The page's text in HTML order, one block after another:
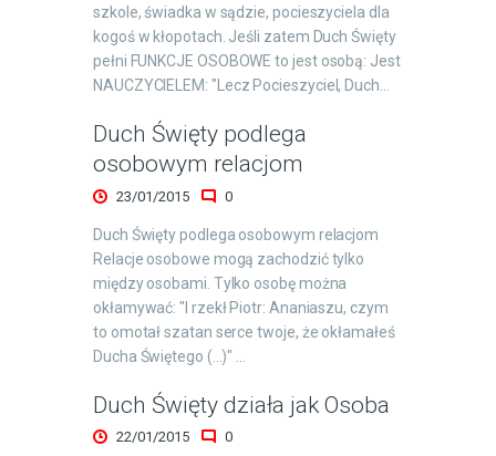
szkole, świadka w sądzie, pocieszyciela dla
kogoś w kłopotach. Jeśli zatem Duch Święty
pełni FUNKCJE OSOBOWE to jest osobą: Jest
NAUCZYCIELEM: "Lecz Pocieszyciel, Duch…
Duch Święty podlega
osobowym relacjom
23/01/2015 0
Duch Święty podlega osobowym relacjom
Relacje osobowe mogą zachodzić tylko
między osobami. Tylko osobę można
okłamywać: "I rzekł Piotr: Ananiaszu, czym
to omotał szatan serce twoje, że okłamałeś
Ducha Świętego (...)" …
Duch Święty działa jak Osoba
22/01/2015 0